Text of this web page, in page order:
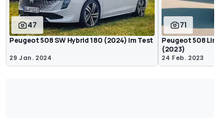
47
Peugeot 508 SW Hybrid 180 (2024) im Test
29 Jan. 2024
71
Peugeot 508
(2023)
24 Feb. 2023